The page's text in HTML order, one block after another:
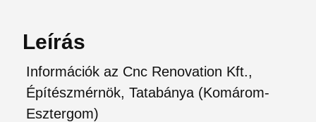
Leírás
Információk az Cnc Renovation Kft.,
Építészmérnök, Tatabánya (Komárom-
Esztergom)